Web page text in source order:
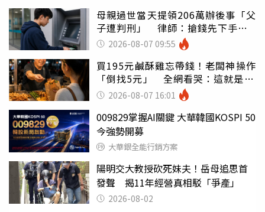
母親過世當天提領206萬辦後事「父
子遭判刑」 律師：搶錢先下手是
罪 2026-08-07 09:55
買195元鹹酥雞忘帶錢！老闆神操作
「倒找5元」 全網看哭：這就是台
灣 2026-08-07 16:01
009829掌握AI關鍵 大華韓國KOSPI 50
今強勢開募
大華銀全能行銷方案
陽明交大教授砍死妹夫！岳母追思首
發聲 揭11年經營真相駁「爭產」
2026-08-02